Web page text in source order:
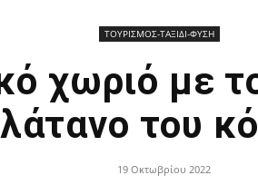
ΤΟΥΡΙΣΜΟΣ-ΤΑΞΙΔΙ-ΦΥΣΗ
χωριό με
του
19 Οκτωβρίου 2022